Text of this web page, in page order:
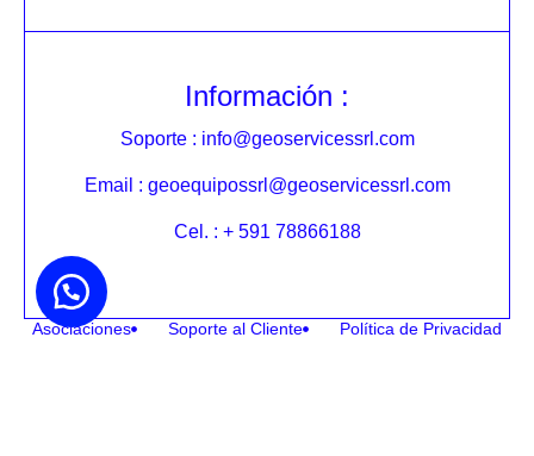
Información :
Soporte : info@geoservicessrl.com
Email : geoequipossrl@geoservicessrl.com
Cel. : + 591 78866188
Asociaciones Soporte al Cliente Política de Privacidad